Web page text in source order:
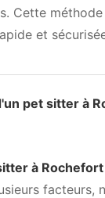
Cette méthode
et
pet sitter à
à Rochefort
facteurs,